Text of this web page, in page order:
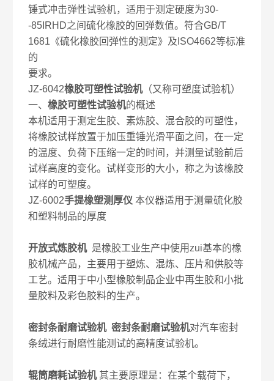
锤式冲击弹性试验机，适用于测定硬度为30-
-85IRHD之间硫化橡胶的回弹数值。符合GB/T
1681《硫化橡胶回弹性的测定》及ISO4662等标准
的
要求。
JZ-6042橡胶可塑性试验机（又称可塑度试验机）
一、橡胶可塑性试验机的概述
本机适用于测定生胶、素炼胶、混合胶的可塑性，
将橡胶试样放置于加压重锤光滑平面之间，在一定
的温度、负荷下压缩一定的时间，并测量试验前后
试样高度的变化。试样变形的大小，称之为该橡胶
试样的可塑度。
JZ-6002手提橡塑测厚仪本仪器适用于测量硫化胶
和塑料制品的厚度
开放式炼胶机 是橡胶工业生产中使用zui基本的橡
胶机械产品，主要用于塑炼、混炼、压片和供胶等
工艺。适用于中小型橡胶制品企业中再生胶和小批
量胶料及彩色胶料的生产。
密封条耐磨试验机 密封条耐磨试验机对汽车密封
条绒进行耐磨性能测试的高精度试验机。
辊筒磨耗试验机其主要原理是：在某个载荷下，